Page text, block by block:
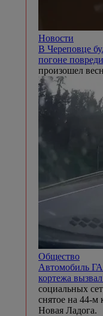
Новости
В Череповце
погоне
произошел
Общество
Автомобиль
кортежа
социальных
снятое на 44-м
Новая Ладога.